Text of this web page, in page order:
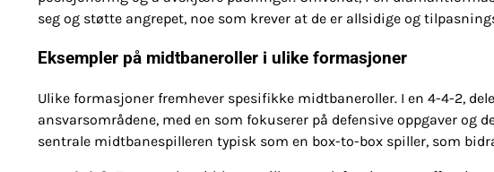
seg og støtte angrepet, noe som krever at de er allsidige og
Eksempler på midtbaneroller i ulike formasjoner
Ulike formasjoner fremhever spesifikke midtbaneroller. I en 4-4-2,
ansvarsområdene, med en som fokuserer på defensive oppgaver og
sentrale midtbanespilleren typisk som en box-to-box spiller, som